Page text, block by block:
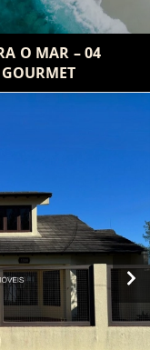
O MAR – 04